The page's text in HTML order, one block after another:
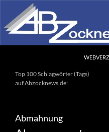
Inhalt
springen
Ihr unabhängiges
Informationsportal
Top 100 Schlagwörter (Tags)
auf Abzocknews.de:
Abmahnung